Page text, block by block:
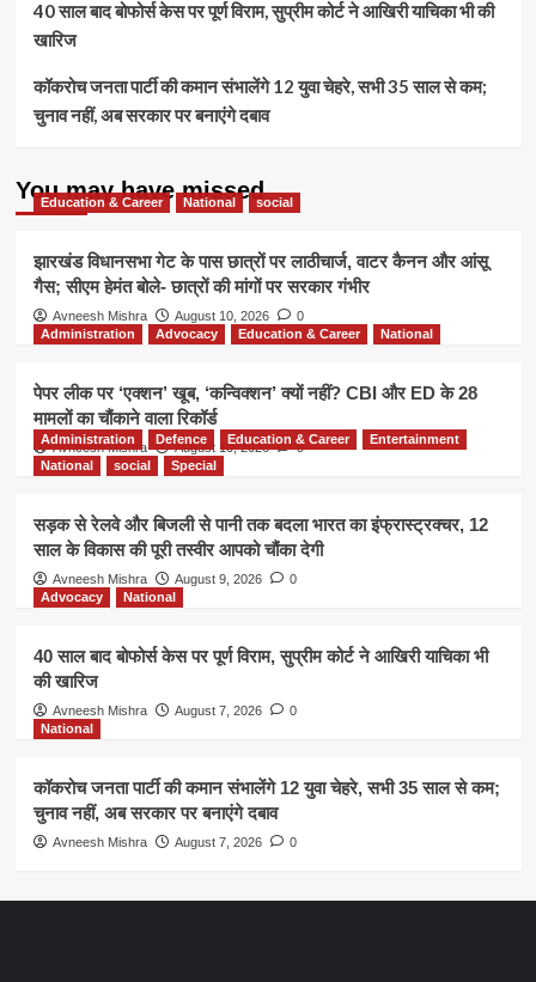
नड्डा
के
अटकलें
40 साल बाद बोफोर्स केस पर पूर्ण विराम, सुप्रीम कोर्ट ने आखिरी याचिका भी की
खारिज
कॉकरोच जनता पार्टी की कमान संभालेंगे 12 युवा चेहरे, सभी 35 साल से कम;
चुनाव नहीं, अब सरकार पर बनाएंगे दबाव
You may have missed
Education & Career National social
झारखंड विधानसभा गेट के पास छात्रों पर लाठीचार्ज, वाटर कैनन और आंसू
गैस; सीएम हेमंत बोले- छात्रों की मांगों पर सरकार गंभीर
Avneesh Mishra August 10, 2026
0
Administration
Advocacy Education & Career National
पेपर लीक पर ‘एक्शन’ खूब, ‘कन्विक्शन’ क्यों नहीं? CBI और ED के 28
मामलों का चौंकाने वाला रिकॉर्ड
Avneesh Mishra August 10, 2026 0
Administration Defence Education & Career
Entertainment
National
social Special
सड़क से रेलवे और बिजली से पानी तक बदला भारत का इंफ्रास्ट्रक्चर, 12
साल के विकास की पूरी तस्वीर आपको चौंका देगी
Avneesh Mishra August 9, 2026
0
Advocacy
National
40 साल बाद बोफोर्स केस पर पूर्ण विराम, सुप्रीम कोर्ट ने आखिरी याचिका भी
की खारिज
Avneesh Mishra August 7, 2026
0
National
कॉकरोच जनता पार्टी की कमान संभालेंगे 12 युवा चेहरे, सभी 35 साल से कम;
चुनाव नहीं, अब सरकार पर बनाएंगे दबाव
Avneesh Mishra August 7, 2026 0